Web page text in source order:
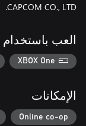
CAPCOM CO., LTD.
العب باستخدام
XBOX One
الإمكانات
Online co-op